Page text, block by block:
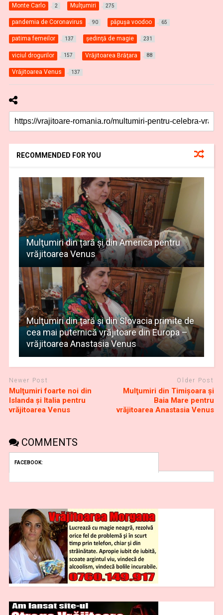
Monte Carlo 2 Mulţumiri 275
pandemia de Coronavirus 90 păpuşa voodoo 65
patima femeilor 137 şedinţă de magie 231
viciul drogurilor 157 Vrăjitoarea Brăţara 88
Vrăjitoarea Venus 137
RECOMMENDED FOR YOU
Mulţumiri din țară și din America pentru
vrăjitoarea Venus
Mulţumiri din țară și din Slovacia primite de
cea mai puternică vrăjitoare din Europa –
vrăjitoarea Anastasia Venus
Newer Post
Mulţumiri foarte noi din
Islanda și Italia pentru
vrăjitoarea Venus
Older Post
Mulţumiri din Timișoara și
Baia Mare pentru
vrăjitoarea Anastasia Venus
COMMENTS
FACEBOOK: